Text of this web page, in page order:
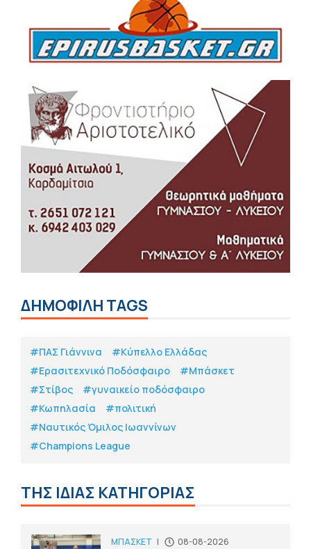
ΔΗΜΟΦΙΛΗ TAGS
#ΠΑΣ Γιάννινα
#Κύπελλο Ελλάδας
#Eρασιτεχνικό Ποδόσφαιρο
#Μπάσκετ
#Στίβος
#γυναικείο ποδόσφαιρο
#Κωπηλασία
#πολιτική
#Ναυτικός Όμιλος Ιωαννίνων
#Champions League
ΤΗΣ ΙΔΙΑΣ ΚΑΤΗΓΟΡΙΑΣ
ΜΠΑΣΚΕΤ | 08-08-2026